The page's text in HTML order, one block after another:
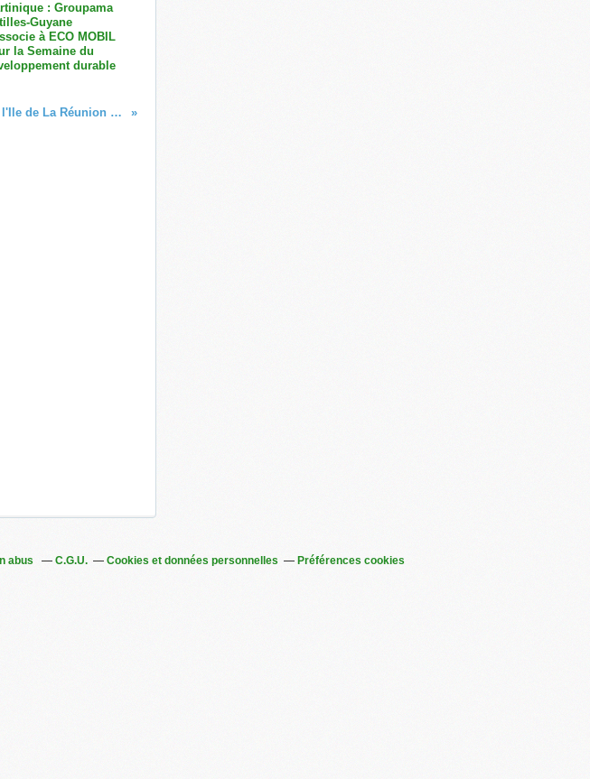
: Groupama
Guyane
à ECO MOBIL
la Semaine du
durable
Le Journal de l'Ile de La Réunion en difficulté ?
abus C.G.U. Cookies et données personnelles Préférences cookies